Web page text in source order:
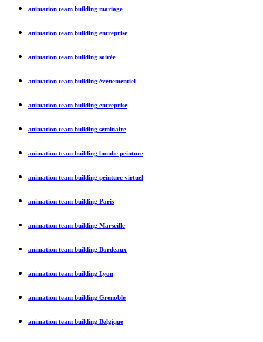
animation team building mariage
animation team building entreprise
animation team building soirée
animation team building événementiel
animation team building entreprise
animation team building séminaire
animation team building bombe peinture
animation team building peinture virtuel
animation team building Paris
animation team building Marseille
animation team building Bordeaux
animation team building Lyon
animation team building Grenoble
animation team building Belgique